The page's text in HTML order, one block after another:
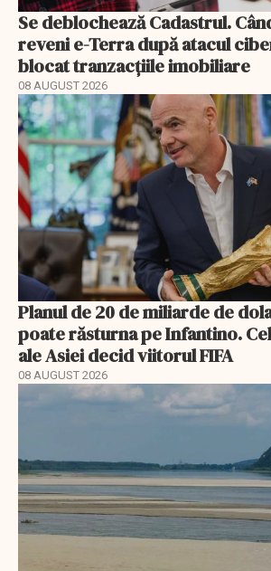
Se deblochează Cadastrul.
reveni e-Terra după atacul
blocat tranzacțiile imobiliare
08 AUGUST 2026
Planul de 20 de miliarde de
poate răsturna pe Infantino.
ale Asiei decid viitorul FIFA
08 AUGUST 2026